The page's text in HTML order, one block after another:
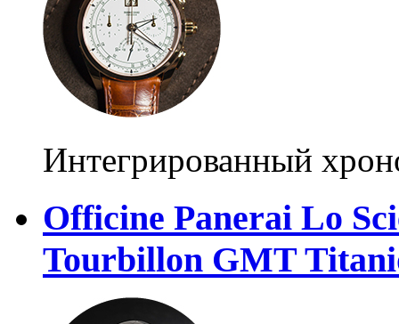
Интегрированный
Officine Panerai Lo
Tourbillon GMT